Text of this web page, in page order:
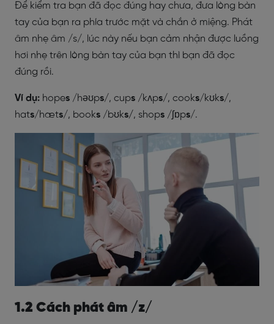
Để kiểm tra bạn đã đọc đúng hay chưa, đưa lòng bàn
tay của bạn ra phía trước mặt và chắn ở miệng. Phát
âm nhẹ âm /s/, lúc này nếu bạn cảm nhận được luồng
hơi nhẹ trên lòng bàn tay của bạn thì bạn đã đọc
đúng rồi.
Ví dụ: hopes /həʊps/, cups /kʌps/, cooks/kʊks/,
hats/hæts/, books /bʊks/, shops /ʃɒps/.
1.2 Cách phát âm /z/